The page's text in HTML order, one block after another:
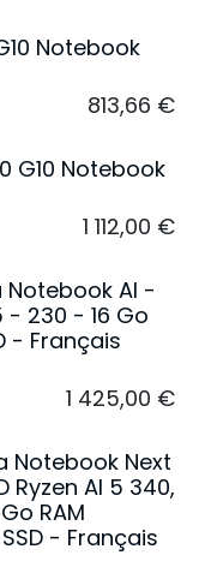
Notebook
813,66 €
G10 Notebook
1 112,00 €
Notebook AI -
- 230 - 16 Go
- Français
1 425,00 €
Notebook Next
Ryzen AI 5 340,
RAM
- Français